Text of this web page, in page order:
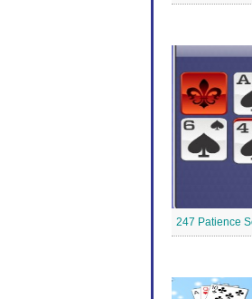
247 Patience